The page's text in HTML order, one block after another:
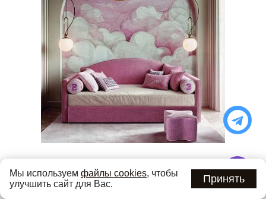
ДИВАН-КРОВАТЬ MORRIS 2 HALLEY
Мы используем файлы cookies, чтобы
улучшить сайт для Вас.
Принять